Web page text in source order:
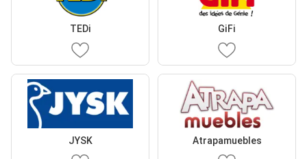
TEDi GiFi
JYSK Atrapamuebles